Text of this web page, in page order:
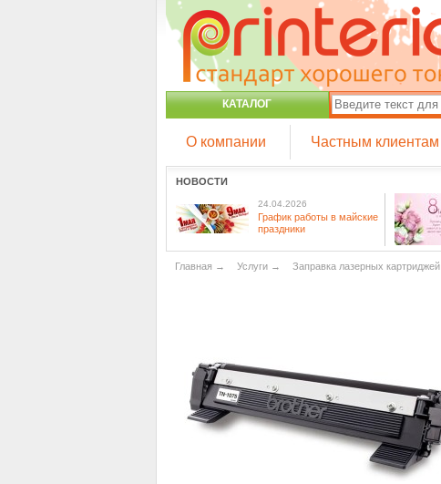
КАТАЛОГ
О компании Частным клиентам
НОВОСТИ
24.04.2026
График работы в майские
праздники
Главная → Услуги → Заправка лазерных картриджей